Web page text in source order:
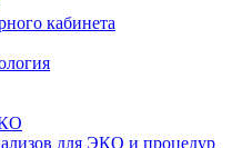
кабинета
для ЭКО и процедур